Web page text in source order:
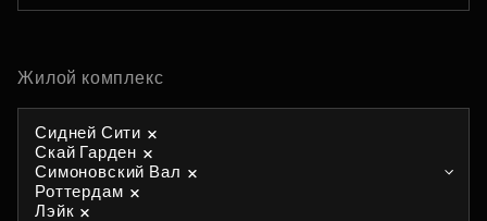
Жилой комплекс
Сидней Сити
Скай Гарден
Симоновский Вал
Роттердам
Лэйк